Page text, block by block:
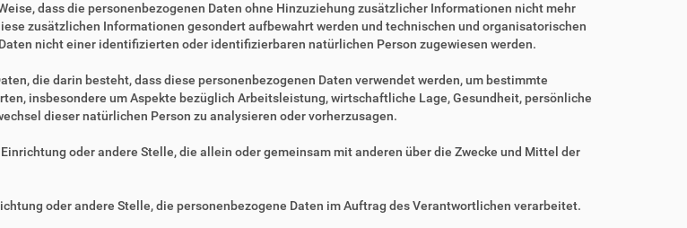
dass die personenbezogenen Daten ohne Hinzuziehung zusätzlicher Informationen nicht mehr
zusätzlichen Informationen gesondert aufbewahrt werden und technischen und organisatorischen
nicht einer identifizierten oder identifizierbaren natürlichen Person zugewiesen werden.
die darin besteht, dass diese personenbezogenen Daten verwendet werden, um bestimmte
insbesondere um Aspekte bezüglich Arbeitsleistung, wirtschaftliche Lage, Gesundheit, persönliche
dieser natürlichen Person zu analysieren oder vorherzusagen.
oder andere Stelle, die allein oder gemeinsam mit anderen über die Zwecke und Mittel der
oder andere Stelle, die personenbezogene Daten im Auftrag des Verantwortlichen verarbeitet.